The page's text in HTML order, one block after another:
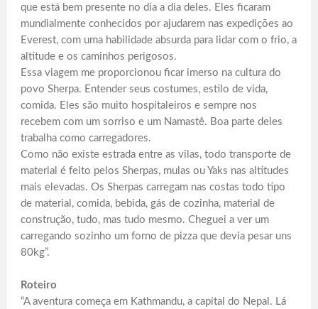
que está bem presente no dia a dia deles. Eles ficaram
mundialmente conhecidos por ajudarem nas expedições ao
Everest, com uma habilidade absurda para lidar com o frio, a
altitude e os caminhos perigosos.
Essa viagem me proporcionou ficar imerso na cultura do
povo Sherpa. Entender seus costumes, estilo de vida,
comida. Eles são muito hospitaleiros e sempre nos
recebem com um sorriso e um Namastê. Boa parte deles
trabalha como carregadores.
Como não existe estrada entre as vilas, todo transporte de
material é feito pelos Sherpas, mulas ou Yaks nas altitudes
mais elevadas. Os Sherpas carregam nas costas todo tipo
de material, comida, bebida, gás de cozinha, material de
construção, tudo, mas tudo mesmo. Cheguei a ver um
carregando sozinho um forno de pizza que devia pesar uns
80kg”.
Roteiro
“A aventura começa em Kathmandu, a capital do Nepal. Lá